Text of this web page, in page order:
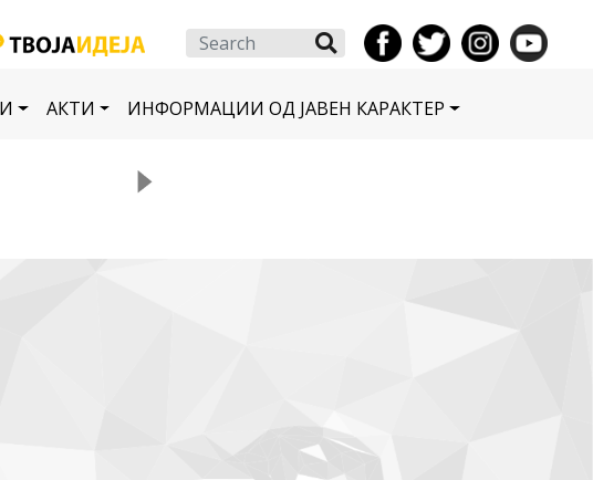
Search
АКТИ ИНФОРМАЦИИ ОД ЈАВЕН КАРАКТЕР